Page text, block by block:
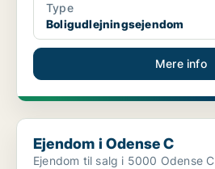
Type
Boligudlejningsejendom
Mere info
Ejendom i Odense C
Ejendom i Odense C
Ejendom til salg i 5000 Odense C